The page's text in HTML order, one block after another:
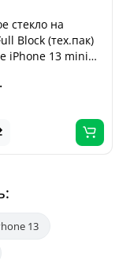
стекло на
Block (тех.пак)
iPhone 13 mini
13